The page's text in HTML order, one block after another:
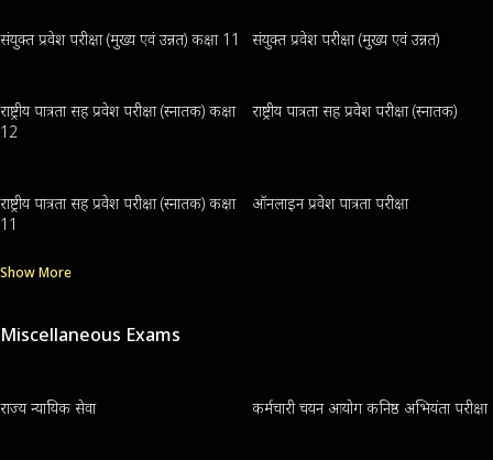
संयुक्त प्रवेश परीक्षा (मुख्य एवं उन्नत) कक्षा 11 संयुक्त प्रवेश परीक्षा (मुख्य एवं उन्नत)
राष्ट्रीय पात्रता सह प्रवेश परीक्षा (स्नातक) कक्षा
12
राष्ट्रीय पात्रता सह प्रवेश परीक्षा (स्नातक)
राष्ट्रीय पात्रता सह प्रवेश परीक्षा (स्नातक) कक्षा
11
ऑनलाइन प्रवेश पात्रता परीक्षा
Show More
Miscellaneous Exams
राज्य न्यायिक सेवा कर्मचारी चयन आयोग कनिष्ठ अभियंता परीक्षा